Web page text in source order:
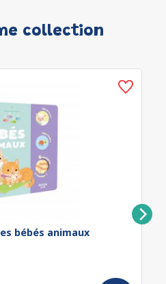
collection
bébés animaux